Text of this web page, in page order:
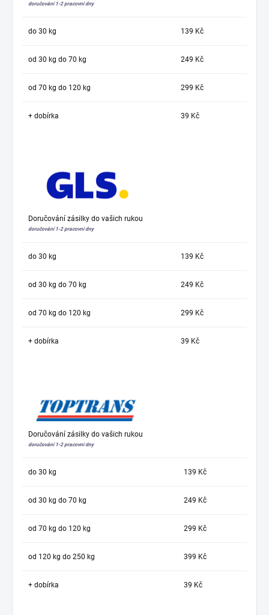
doručování 1-2 pracovní dny
do 30 kg 139 Kč
od 30 kg do 70 kg 249 Kč
od 70 kg do 120 kg 299 Kč
+ dobírka 39 Kč
Doručování zásilky do vašich rukou
doručování 1-2 pracovní dny
do 30 kg 139 Kč
od 30 kg do 70 kg 249 Kč
od 70 kg do 120 kg 299 Kč
+ dobírka 39 Kč
Doručování zásilky do vašich rukou
doručování 1-2 pracovní dny
do 30 kg 139 Kč
od 30 kg do 70 kg 249 Kč
od 70 kg do 120 kg 299 Kč
od 120 kg do 250 kg 399 Kč
+ dobírka 39 Kč